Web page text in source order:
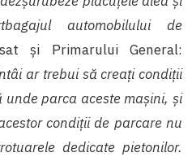
automobilului de
și Primarului General:
ar trebui să creați condiții
parca aceste mașini, și
condiții de parcare nu
dedicate pietonilor.